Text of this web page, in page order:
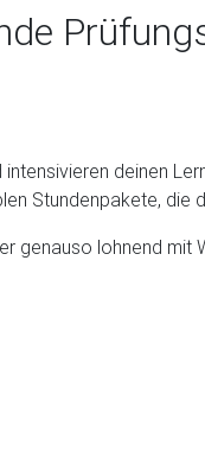
deinen
Stundenpakete, die
genauso lohnend mit